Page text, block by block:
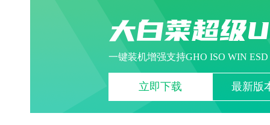
大白菜超级
一键装机增强支持GHO ISO WIN
立即下载 最新版